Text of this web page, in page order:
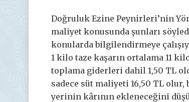
Doğruluk Ezine Peynirleri’nin
maliyet konusunda şunları
konularda bilgilendirmeye
1 kilo taze kaşarın ortalama 11
toplama giderleri dahil 1,50 TL
sadece süt maliyeti 16,50 TL
yerinin kârının ekleneceğini